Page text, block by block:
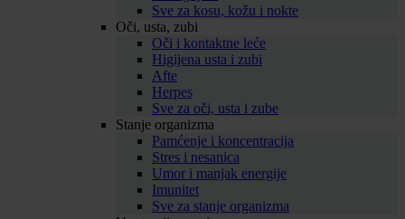
Sve za kosu, kožu i nokte
Oči, usta, zubi
Oči i kontaktne leće
Higijena usta i zubi
Afte
Herpes
Sve za oči, usta i zube
Stanje organizma
Pamćenje i koncentracija
Stres i nesanica
Umor i manjak energije
Imunitet
Sve za stanje organizma